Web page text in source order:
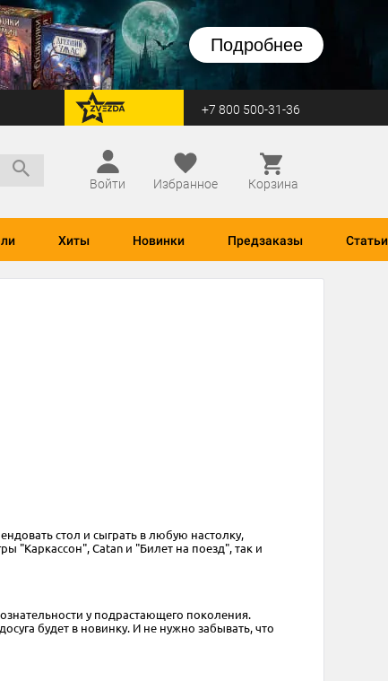
Подробнее
перейти на Zvezda +7 800 500-31-36
Войти
Избранное Корзина
Хиты Новинки Предзаказы Статьи
стол и сыграть в любую настолку,
"Каркассон", Catan и "Билет на поезд", так и
у подрастающего поколения.
будет в новинку. И не нужно забывать, что